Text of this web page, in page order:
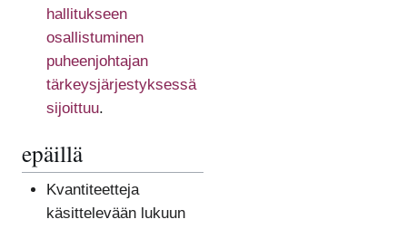
hallitukseen
osallistuminen
puheenjohtajan
tärkeysjärjestyksessä
sijoittuu.
epäillä
Kvantiteetteja
käsittelevään lukuun